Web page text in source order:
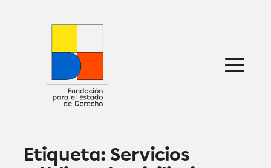
Sobre nosotros
Defensa jurídica
Prensa
Etiqueta: Servicios